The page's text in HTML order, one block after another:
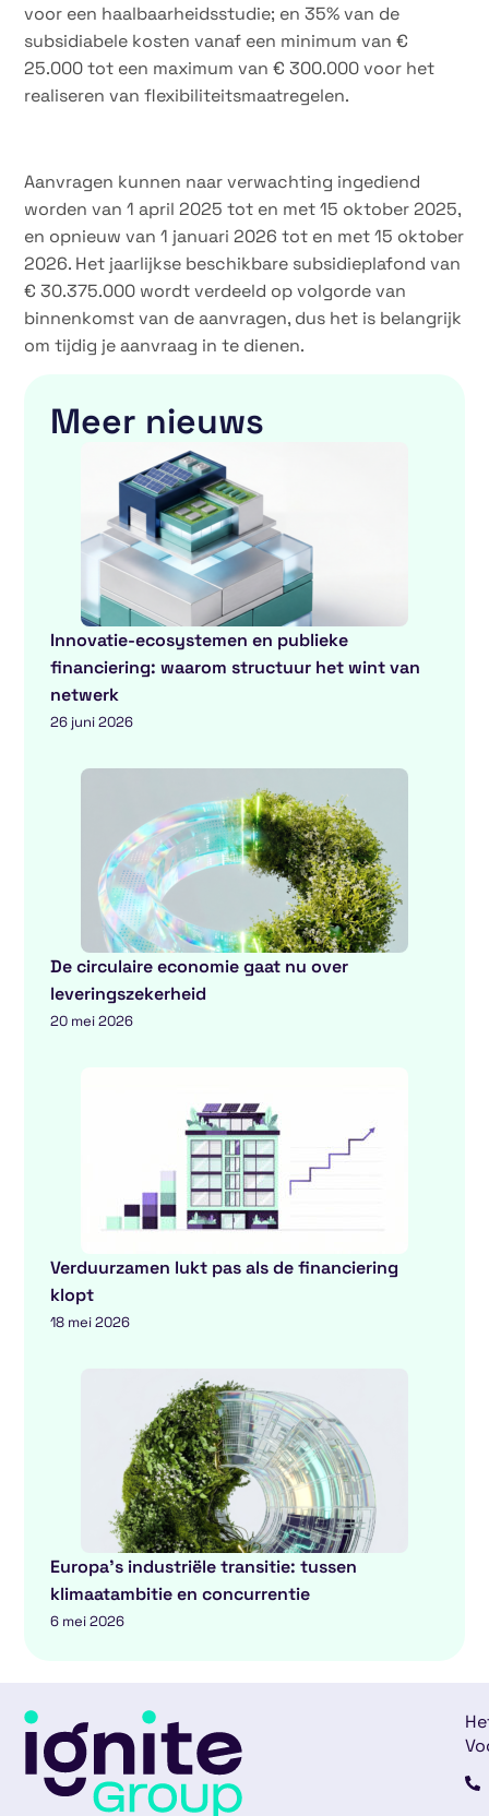
voor een haalbaarheidsstudie; en 35% van de
subsidiabele kosten vanaf een minimum van €
25.000 tot een maximum van € 300.000 voor het
realiseren van flexibiliteitsmaatregelen.
Aanvragen kunnen naar verwachting ingediend
worden van 1 april 2025 tot en met 15 oktober 2025,
en opnieuw van 1 januari 2026 tot en met 15 oktober
2026. Het jaarlijkse beschikbare subsidieplafond van
€ 30.375.000 wordt verdeeld op volgorde van
binnenkomst van de aanvragen, dus het is belangrijk
om tijdig je aanvraag in te dienen.
Meer nieuws
Innovatie-ecosystemen en publieke
financiering: waarom structuur het wint van
netwerk
26 juni 2026
De circulaire economie gaat nu over
leveringszekerheid
20 mei 2026
Verduurzamen lukt pas als de financiering
klopt
18 mei 2026
Europa’s industriële transitie: tussen
klimaatambitie en concurrentie
6 mei 2026